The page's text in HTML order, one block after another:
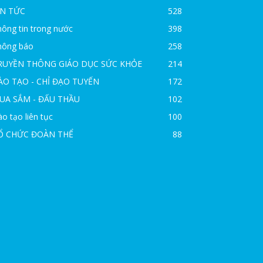
TỨC
528
tin trong nước
398
báo
258
THÔNG GIÁO DỤC SỨC KHỎE
214
TẠO - CHỈ ĐẠO TUYẾN
172
SẮM - ĐẤU THẦU
102
tạo liên tục
100
CHỨC ĐOÀN THỂ
88